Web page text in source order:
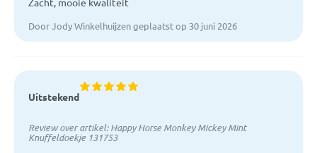
Door Jody Winkelhuijzen geplaatst op 30 juni 2026
Uitstekend
Review over artikel:Happy Horse Monkey Mickey Mint
Knuffeldoekje 131753